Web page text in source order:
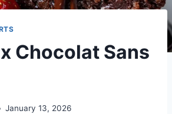
Chocolat Sans
January 13, 2026